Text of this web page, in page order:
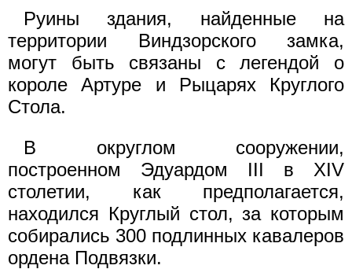
Руины здания, найденные на
территории Виндзорского замка,
могут быть связаны с легендой о
короле Артуре и Рыцарях Круглого
Стола.
В округлом сооружении,
построенном Эдуардом III в XIV
столетии, как предполагается,
находился Круглый стол, за которым
собирались 300 подлинных кавалеров
ордена Подвязки.